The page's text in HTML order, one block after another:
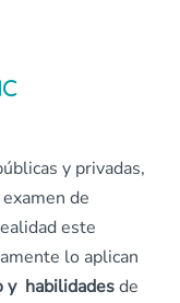
y privadas,
de
este
lo aplican
y habilidadesde